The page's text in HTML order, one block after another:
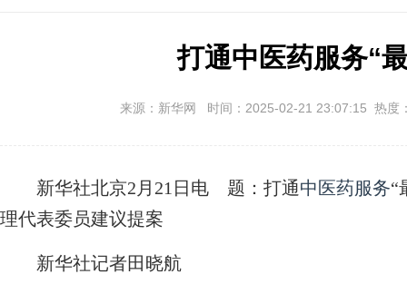
打通中医药服务“
来源：新华网 时间：2025-02-21 23:07:15 热度
新华社北京2月21日电 题：打通中医药服务“
理代表委员建议提案
新华社记者田晓航